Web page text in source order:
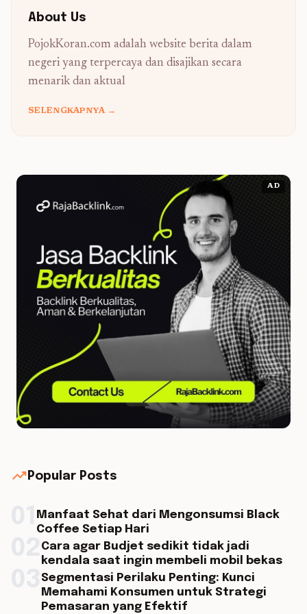
About Us
PojokKoran.com adalah website berita dalam
negeri yang terpercaya dan disajikan secara
menarik dan aktual
SELENGKAPNYA →
AD
trending_up Popular Posts
Manfaat Sehat dari Mengonsumsi Black
Coffee Setiap Hari
Cara agar Budjet sedikit tidak jadi
kendala saat ingin membeli mobil bekas
Segmentasi Perilaku Penting: Kunci
Memahami Konsumen untuk Strategi
Pemasaran yang Efektif